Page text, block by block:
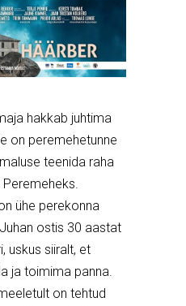
hakkab juhtima
on peremehetunne
teenida raha
ühe perekonna
ostis 30 aastat
uskus siiralt, et
ja toimima panna.
on tehtud